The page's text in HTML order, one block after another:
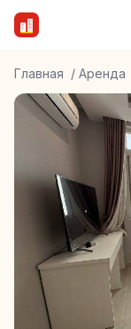
Главная / Аренда